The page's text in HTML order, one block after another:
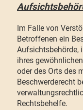
Im Falle von
Betroffenen ein
Aufsichtsbehörde,
ihres
oder des Orts des
Beschwerderecht
Rechtsbehelfe.